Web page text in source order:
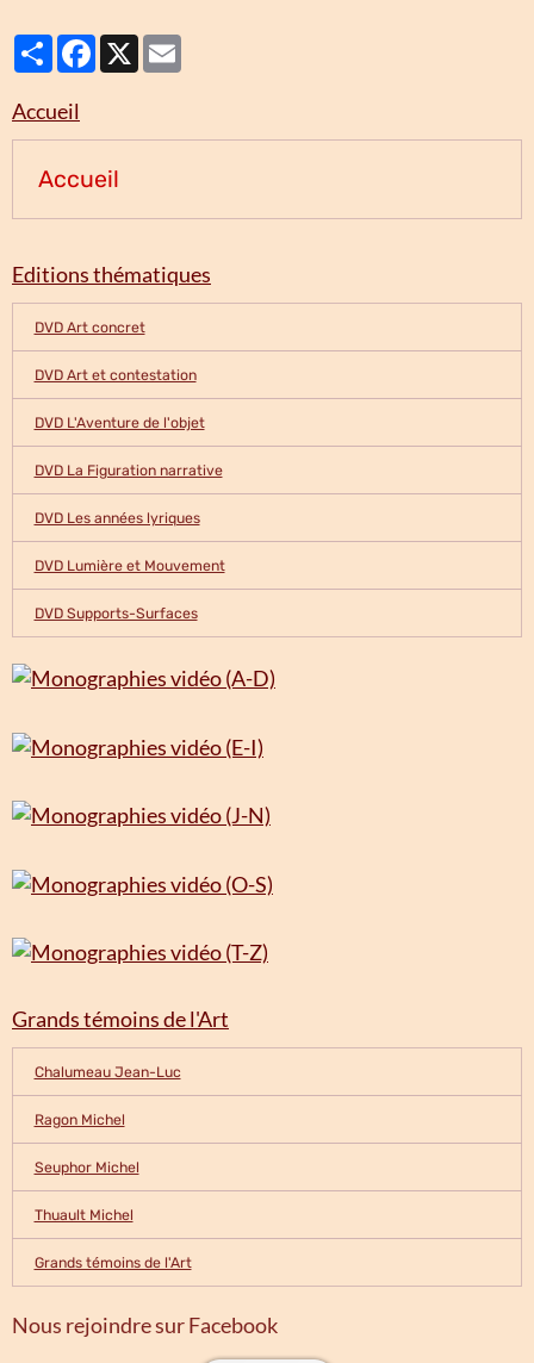
PartagerFacebook
Accueil
Accueil
Editions thématiques
DVD Art concret
DVD Art et contestation
DVD L'Aventure de l'objet
DVD La Figuration narrative
DVD Les années lyriques
DVD Lumière et Mouvement
DVD Supports-Surfaces
Grands témoins de l'Art
Chalumeau Jean-Luc
Ragon Michel
Seuphor Michel
Thuault Michel
Grands témoins de l'Art
Nous rejoindre sur Facebook